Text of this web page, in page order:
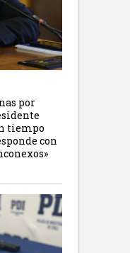
por
tiempo
con